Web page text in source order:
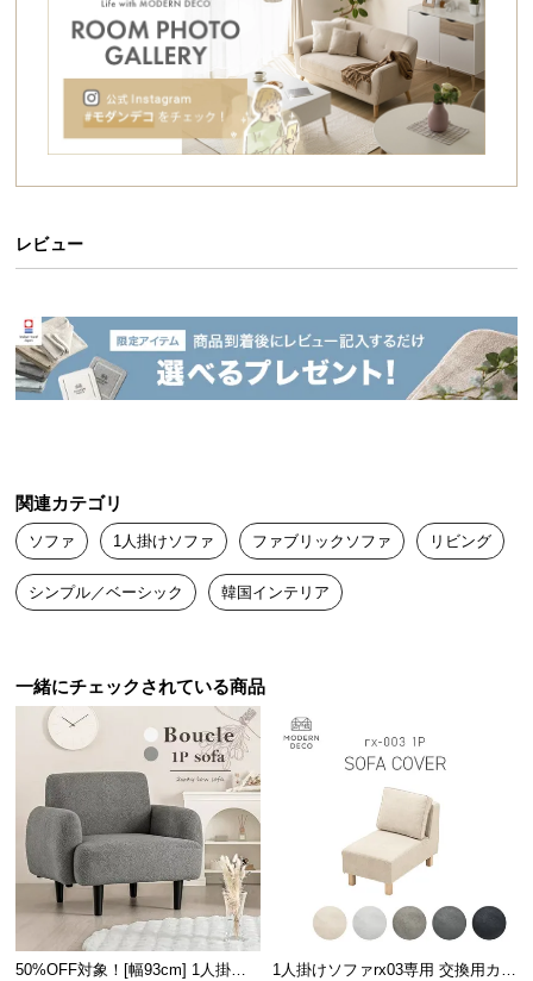
イ
払
い
に
配
送
料
に
て
大
型
商
品
の
配
送
つ
レビュー
関連カテゴリ
ソファ 1人掛けソファ ファブリックソファ リビング
シンプル／ベーシック 韓国インテリア
一緒にチェックされている商品
50%OFF対象！[幅93cm] 1人掛け
1人掛けソファrx03専用 交換用カバ